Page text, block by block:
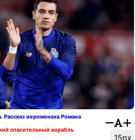
15px
Рассказ иеромонаха Романа
спасительный корабль